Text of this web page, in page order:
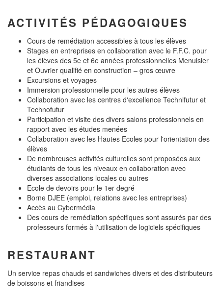
ACTIVITÉS PÉDAGOGIQUES
Cours de remédiation accessibles à tous les élèves
Stages en entreprises en collaboration avec le F.F.C. pour
les élèves des 5e et 6e années professionnelles Menuisier
et Ouvrier qualifié en construction – gros œuvre
Excursions et voyages
Immersion professionnelle pour les autres élèves
Collaboration avec les centres d'excellence Technifutur et
Technofutur
Participation et visite des divers salons professionnels en
rapport avec les études menées
Collaboration avec les Hautes Ecoles pour l'orientation des
élèves
De nombreuses activités culturelles sont proposées aux
étudiants de tous les niveaux en collaboration avec
diverses associations locales ou autres
Ecole de devoirs pour le 1er degré
Borne DJEE (emploi, relations avec les entreprises)
Accès au Cybermédia
Des cours de remédiation spécifiques sont assurés par des
professeurs formés à l'utilisation de logiciels spécifiques
RESTAURANT
Un service repas chauds et sandwiches divers et des distributeurs
de boissons et friandises